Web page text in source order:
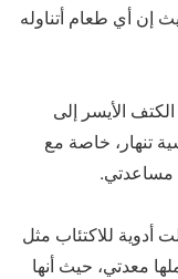
إن أي طعام أتناوله
الأيسر إلى
تنهار، خاصة مع
مساعدتي.
دواء (نكسيوم 40)، وتناولت أدوية للاكتئاب مثل
معدتي، حيث أنها